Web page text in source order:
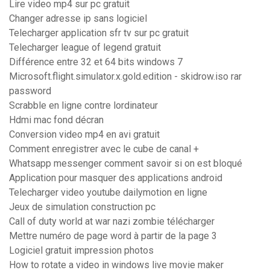
Lire video mp4 sur pc gratuit
Changer adresse ip sans logiciel
Telecharger application sfr tv sur pc gratuit
Telecharger league of legend gratuit
Différence entre 32 et 64 bits windows 7
Microsoft.flight.simulator.x.gold.edition - skidrow.iso rar
password
Scrabble en ligne contre lordinateur
Hdmi mac fond décran
Conversion video mp4 en avi gratuit
Comment enregistrer avec le cube de canal +
Whatsapp messenger comment savoir si on est bloqué
Application pour masquer des applications android
Telecharger video youtube dailymotion en ligne
Jeux de simulation construction pc
Call of duty world at war nazi zombie télécharger
Mettre numéro de page word à partir de la page 3
Logiciel gratuit impression photos
How to rotate a video in windows live movie maker